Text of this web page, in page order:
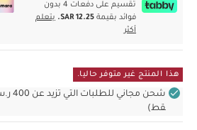
تقسيم على دفعات 4 بدون
فوائد بقيمة SAR 12.25.
يتعلم
أكثر
هذا المنتج غير متوفر حاليا.
شحن
قط)